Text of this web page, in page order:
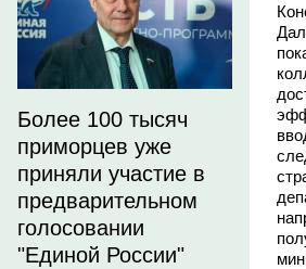
Более 100 тысяч
приморцев уже
приняли участие в
предварительном
голосовании
"Единой России"